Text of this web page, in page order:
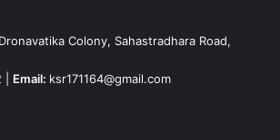
Colony, Sahastradhara Road,
| Email: ksr171164@gmail.com